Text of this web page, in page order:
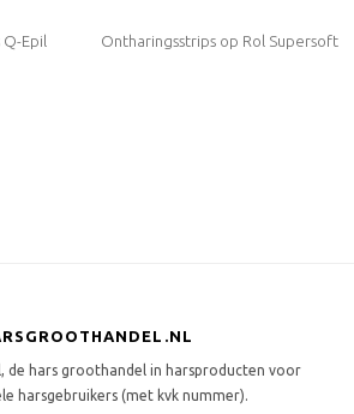
Epil Ontharingsstrips op Rol Supersoft
de hars groothandel in harsproducten voor
harsgebruikers (met kvk nummer).